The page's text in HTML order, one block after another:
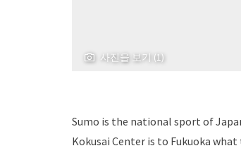
사진을 보기 (1)
Sumo is the national sport of
Kokusai Center is to Fukuoka